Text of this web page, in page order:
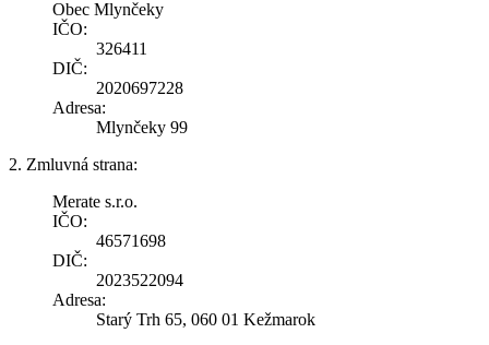
Obec Mlynčeky
IČO:
326411
DIČ:
2020697228
Adresa:
Mlynčeky 99
2. Zmluvná strana:
Merate s.r.o.
IČO:
46571698
DIČ:
2023522094
Adresa:
Starý Trh 65, 060 01 Kežmarok